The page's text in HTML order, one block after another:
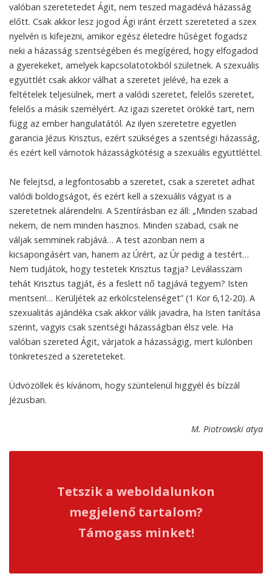
valóban szeretetedet Ágit, nem teszed magadévá házasság
előtt. Csak akkor lesz jogod Ági iránt érzett szereteted a szex
nyelvén is kifejezni, amikor egész életedre hűséget fogadsz
neki a házasság szentségében és megígéred, hogy elfogadod
a gyerekeket, amelyek kapcsolatotokból születnek. A szexuális
együttlét csak akkor válhat a szeretet jelévé, ha ezek a
feltételek teljesülnek, mert a valódi szeretet, felelős szeretet,
felelős a másik személyért. Az igazi szeretet örökké tart, nem
függ az ember hangulatától. Az ilyen szeretetre egyetlen
garancia Jézus Krisztus, ezért szükséges a szentségi házasság,
és ezért kell várnotok házasságkötésig a szexuális együttléttel.
Ne felejtsd, a legfontosabb a szeretet, csak a szeretet adhat
valódi boldogságot, és ezért kell a szexuális vágyat is a
szeretetnek alárendelni. A Szentírásban ez áll: „Minden szabad
nekem, de nem minden hasznos. Minden szabad, csak ne
váljak semminek rabjává… A test azonban nem a
kicsapongásért van, hanem az Úrért, az Úr pedig a testért…
Nem tudjátok, hogy testetek Krisztus tagja? Leválasszam
tehát Krisztus tagját, és a feslett nő tagjává tegyem? Isten
mentsen!… Kerüljétek az erkölcstelenséget” (1 Kor 6,12-20). A
szexualitás ajándéka csak akkor válik javadra, ha Isten tanítása
szerint, vagyis csak szentségi házasságban élsz vele. Ha
valóban szereted Ágit, várjatok a házasságig, mert különben
tönkreteszed a szereteteket.
Üdvözöllek és kívánom, hogy szüntelenül higgyél és bízzál
Jézusban.
M. Piotrowski atya
Tetszik a weboldalunkon
megjelenő tartalom?
Támogass minket!